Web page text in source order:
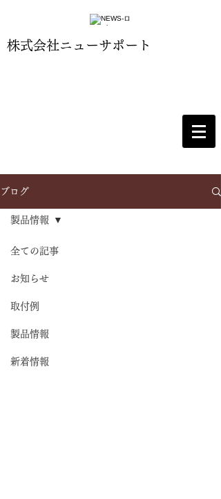
​株式会社ニューサポート
ブログ
全ての記事
お知らせ
取付例
製品情報
新着情報
製品情報